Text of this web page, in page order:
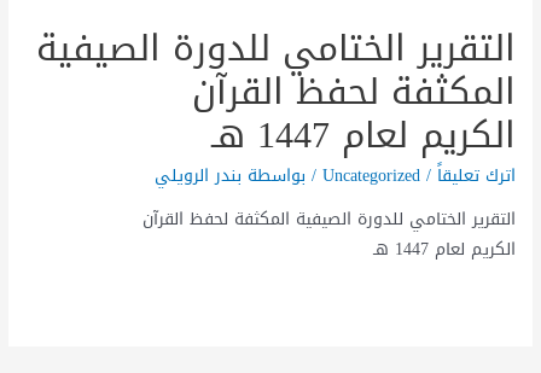
التقرير الختامي ‏للدورة الصيفية
المكثفة ‏لحفظ القرآن
الكريم لعام 1447 هـ
اترك تعليقاً/
Uncategorized/ بواسطة بندر الرويلي
التقرير الختامي ‏للدورة الصيفية المكثفة ‏لحفظ القرآن
الكريم لعام 1447 هـ